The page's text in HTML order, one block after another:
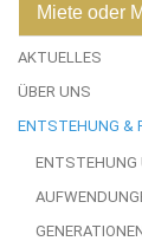
Miete oder
AKTUELLES
ÜBER UNS
ENTSTEHUNG &
ENTSTEHUNG